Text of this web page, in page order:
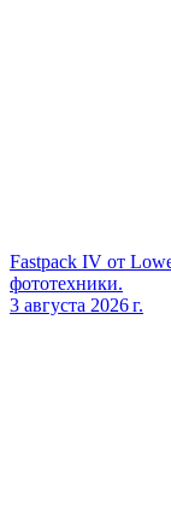
Fastpack IV от
фототехники.
3 августа 2026 г.